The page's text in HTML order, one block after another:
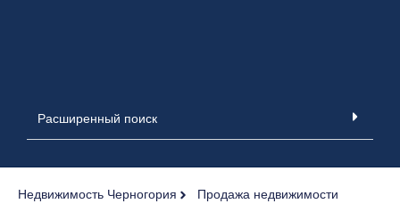
Расширенный поиск
Недвижимость Черногория Продажа недвижимости